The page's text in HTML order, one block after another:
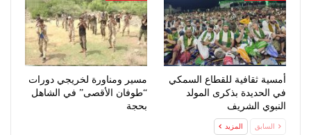
أمسية ثقافية للقطاع السمكي
في الحديدة بذكرى المولد
النبوي الشريف
مسير ومناورة لخريجي دورات
“طوفان الأقصى” في الشاهل
بحجة
السابق المزيد